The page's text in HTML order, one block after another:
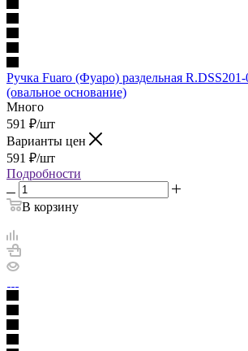
Ручка Fuaro (Фуаро) раздельная
(овальное основание)
Много
591 ₽/шт
Варианты цен
591 ₽/шт
Подробности
В корзину